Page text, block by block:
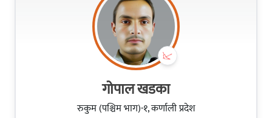
गोपाल खडका
रुकुम (पश्चिम भाग)-१, कर्णाली प्रदेश